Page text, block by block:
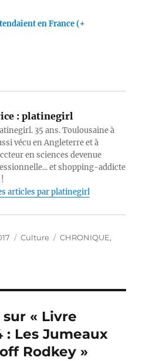
en France (+
: platinegirl
35 ans. Toulousaine à
vécu en Angleterre et à
en sciences devenue
et shopping-addicte
articles par platinegirl
Catégories
Culture Étiquettes
CHRONIQUE,
« Livre
: Les Jumeaux
Rodkey »